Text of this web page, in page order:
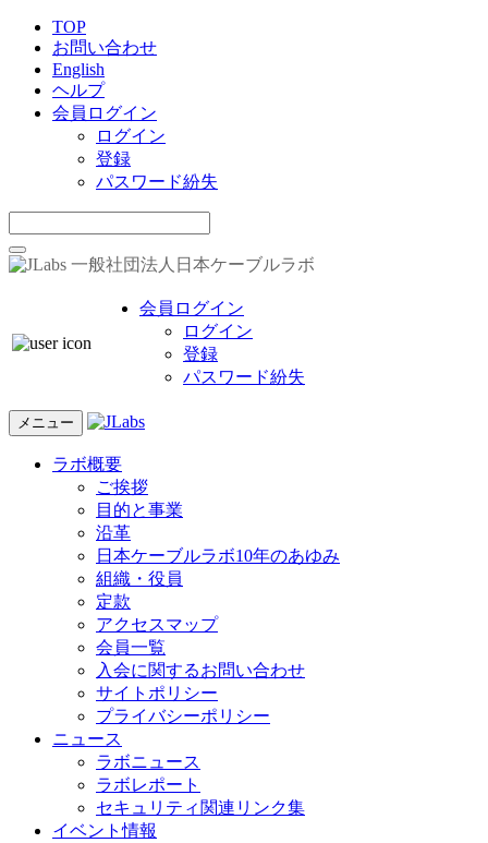
TOP
お問い合わせ
English
ヘルプ
会員ログイン
ログイン
登録
パスワード紛失
一般社団法人日本ケーブルラボ
会員ログイン
ログイン
登録
パスワード紛失
メニュー
ラボ概要
ご挨拶
目的と事業
沿革
日本ケーブルラボ10年のあゆみ
組織・役員
定款
アクセスマップ
会員一覧
入会に関するお問い合わせ
サイトポリシー
プライバシーポリシー
ニュース
ラボニュース
ラボレポート
セキュリティ関連リンク集
イベント情報